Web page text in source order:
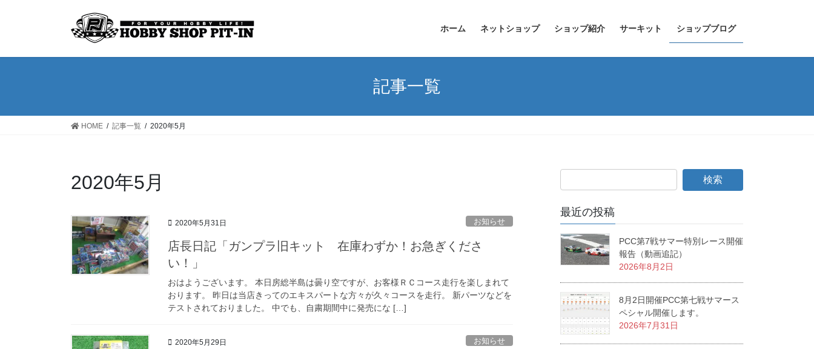
ホーム ネットショップ ショップ紹介 サーキット ショップブログ
記事一覧
HOME 記事一覧 2020年5月
2020年5月
2020年5月31日 お知らせ
店長日記「ガンプラ旧キット 在庫わずか！お急ぎくださ
い！」
おはようございます。 本日房総半島は曇り空ですが、お客様ＲＣコース走行を楽しまれて
おります。 昨日は当店きってのエキスパートな方々が久々コースを走行。 新パーツなどを
テストされておりました。 中でも、自粛期間中に発売にな […]
2020年5月29日 お知らせ
最近の投稿
PCC第7戦サマー特別レース開催
報告（動画追記）
2026年8月2日
8月2日開催PCC第七戦サマース
ペシャル開催します。
2026年7月31日